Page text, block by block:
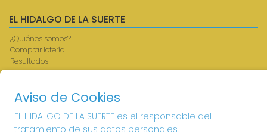
EL HIDALGO DE LA SUERTE
¿Quiénes somos?
Comprar lotería
Resultados
Contacto
Registro
CONTACTO
Aviso de Cookies
EL HIDALGO DE LA SUERTE es el responsable del
tratamiento de sus datos personales.